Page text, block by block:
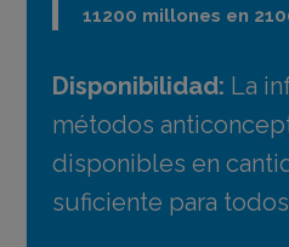
11200 millones en
Disponibilidad: La
métodos
disponibles en
suficiente para